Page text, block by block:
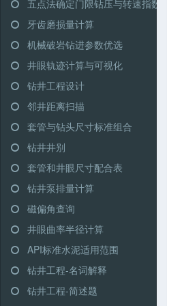
五点法确定门限钻压与转速指数
牙齿磨损量计算
机械破岩钻进参数优选
井眼轨迹计算与可视化
钻井工程设计
邻井距离扫描
套管与钻头尺寸标准组合
钻井井别
套管和井眼尺寸配合表
钻井泵排量计算
磁偏角查询
井眼曲率半径计算
API标准水泥适用范围
钻井工程-名词解释
钻井工程-简述题